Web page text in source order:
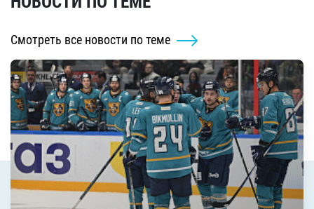
Смотреть все новости по теме